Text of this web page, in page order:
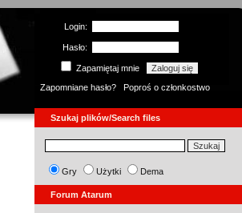
Login:
Hasło:
Zapamiętaj mnie
Zapomniane hasło?
Poproś o członkostwo
Szukaj plików/Search files
Gry Użytki Dema
Forum Atarum